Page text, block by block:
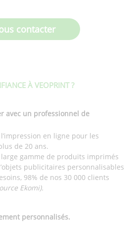
contacter
À VEOPRINT ?
avec un professionnel de
en ligne pour les
de 20 ans.
gamme de produits imprimés
publicitaires personnalisables
98% de nos 30 000 clients
Ekomi).
personnalisés.